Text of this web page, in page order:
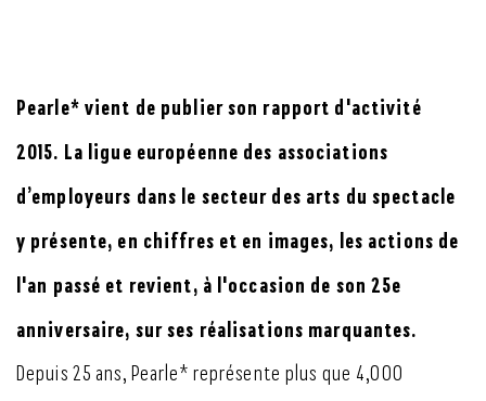
Pearle* vient de publier son rapport d'activité
2015. La ligue européenne des associations
d’employeurs dans le secteur des arts du spectacle
y présente, en chiffres et en images, les actions de
l'an passé et revient, à l'occasion de son 25e
anniversaire, sur ses réalisations marquantes.
Depuis 25 ans, Pearle* représente plus que 4,000